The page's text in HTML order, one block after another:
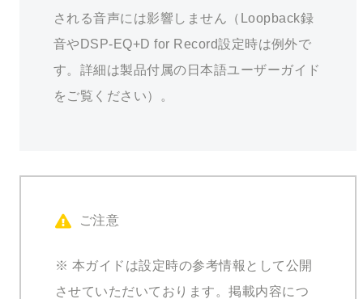
される音声には影響しません（Loopback録
音やDSP-EQ+D for Record設定時は例外で
す。詳細は製品付属の日本語ユーザーガイド
をご覧ください）。
ご注意
※ 本ガイドは設定時の参考情報として公開
させていただいております。掲載内容につ